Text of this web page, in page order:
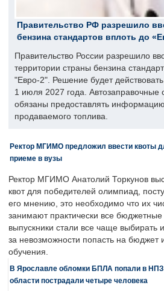
Правительство РФ разрешило
бензина стандартов вплоть до
Правительство России разрешило
территории страны бензина
"Евро-2". Решение будет
1 июля 2027 года. Автозаправочные
обязаны предоставлять
продаваемого топлива.
Ректор МГИМО предложил ввести квоты
приеме в вузы
Ректор МГИМО Анатолий Торкунов
квот для победителей олимпиад,
его мнению, это необходимо что их
занимают практически все бюджетные
выпускники стали все чаще выбирать
за невозможности попасть на бюджет
обучения.
В Ярославле обломки БПЛА попали в
области пострадали четыре человека